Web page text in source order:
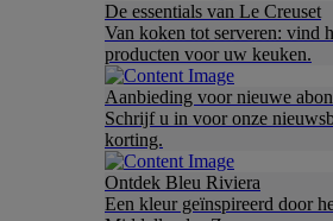
De essentials van Le Creuset
Van koken tot serveren: vind
producten voor uw keuken.
Aanbieding voor nieuwe
Schrijf u in voor onze
korting.
Ontdek Bleu Riviera
Een kleur geïnspireerd door